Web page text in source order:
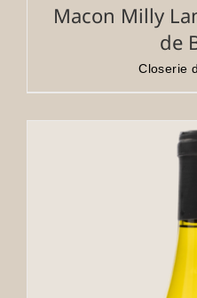
Macon Milly
de
Closerie